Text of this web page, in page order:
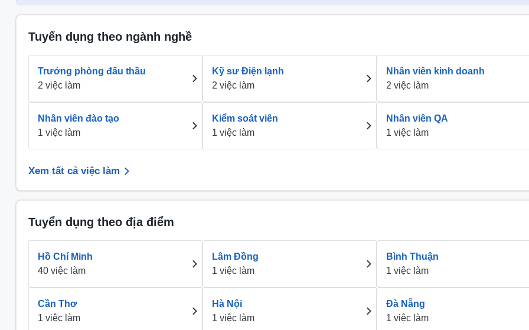
Tuyển dụng theo ngành nghề
Trưởng phòng đấu thầu
2 việc làm
Kỹ sư Điện lạnh
2 việc làm
Nhân viên kinh doanh
2 việc làm
Nhân viên đào tạo
1 việc làm
Kiểm soát viên
1 việc làm
Nhân viên QA
1 việc làm
Xem tất cả việc làm
Tuyển dụng theo địa điểm
Hồ Chí Minh
40 việc làm
Lâm Đồng
1 việc làm
Bình Thuận
1 việc làm
Cần Thơ
1 việc làm
Hà Nội
1 việc làm
Đà Nẵng
1 việc làm